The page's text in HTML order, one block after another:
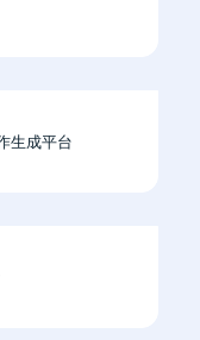
生成平台